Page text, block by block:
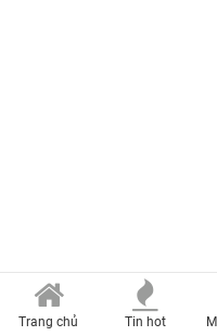
Trang chủ Tin hot